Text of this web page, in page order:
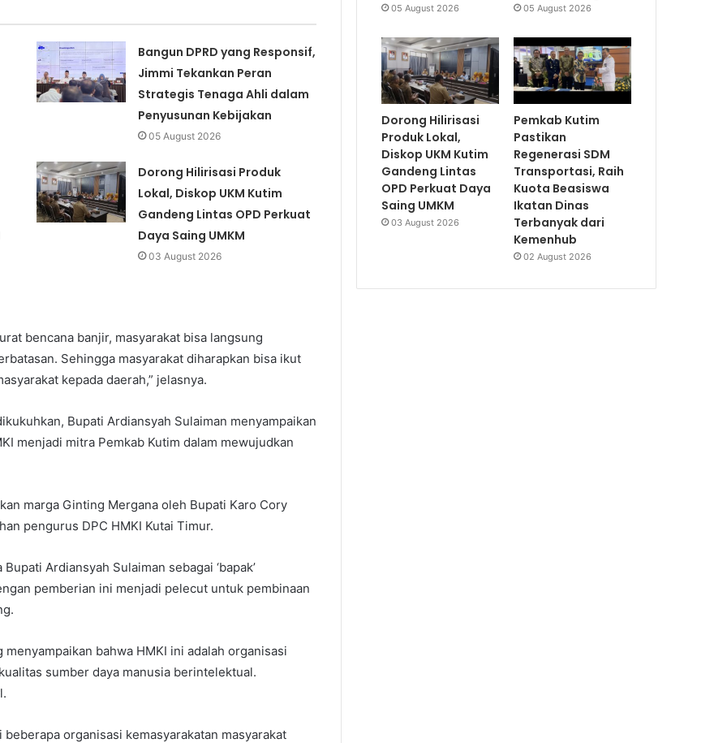
Bangun DPRD yang Responsif,
Jimmi Tekankan Peran
Strategis Tenaga Ahli dalam
Penyusunan Kebijakan
05 August 2026
Dorong Hilirisasi Produk
Lokal, Diskop UKM Kutim
Gandeng Lintas OPD Perkuat
Daya Saing UMKM
03 August 2026
bencana banjir, masyarakat bisa langsung
Sehingga masyarakat diharapkan bisa ikut
kepada daerah,” jelasnya.
Bupati Ardiansyah Sulaiman menyampaikan
menjadi mitra Pemkab Kutim dalam mewujudkan
marga Ginting Mergana oleh Bupati Karo Cory
pengurus DPC HMKI Kutai Timur.
Ardiansyah Sulaiman sebagai ‘bapak’
pemberian ini menjadi pelecut untuk pembinaan
bahwa HMKI ini adalah organisasi
sumber daya manusia berintelektual.
organisasi kemasyarakatan masyarakat
05 August 2026 05 August 2026
Dorong Hilirisasi
Produk Lokal,
Diskop UKM Kutim
Gandeng Lintas
OPD Perkuat Daya
Saing UMKM
03 August 2026
Pemkab Kutim
Pastikan
Regenerasi SDM
Transportasi, Raih
Kuota Beasiswa
Ikatan Dinas
Terbanyak dari
Kemenhub
02 August 2026